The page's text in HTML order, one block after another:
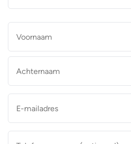
mailadres *